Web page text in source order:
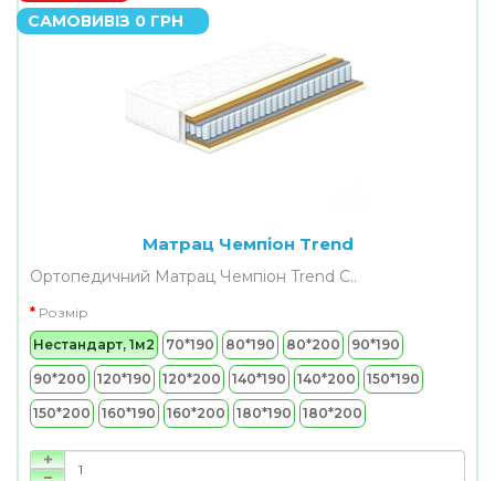
САМОВИВІЗ 0 ГРН
Матрац Чемпіон Trend
Ортопедичний Матрац Чемпіон Trend С..
Розмір
Нестандарт, 1м2
70*190 80*190 80*200 90*190
90*200 120*190 120*200 140*190 140*200 150*190
150*200 160*190 160*200 180*190 180*200